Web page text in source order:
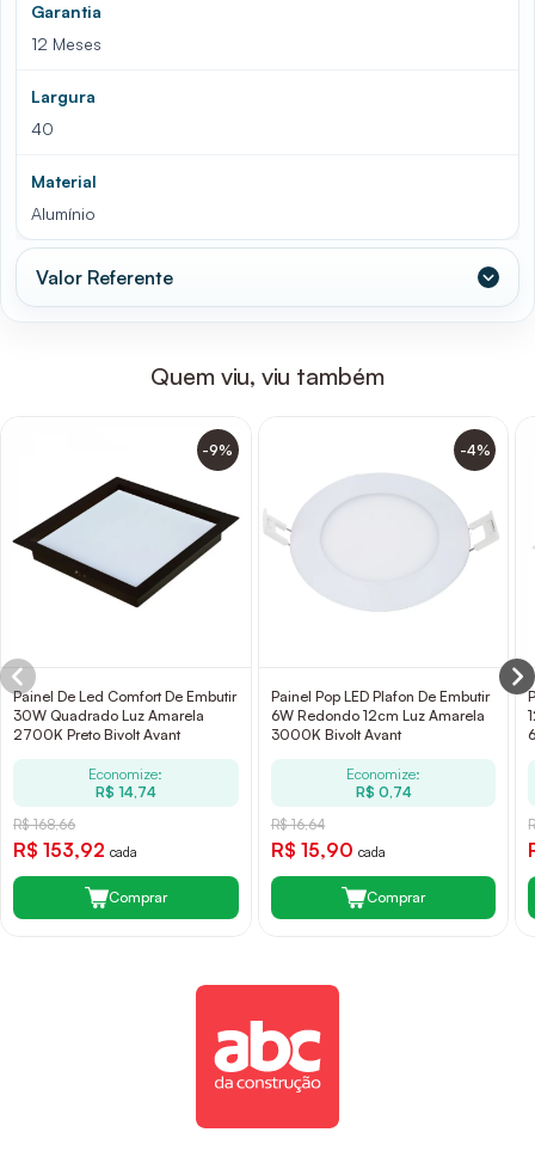
Garantia
12 Meses
Largura
40
Material
Alumínio
Valor Referente
Quem viu, viu também
-9%
Painel De Led Comfort De Embutir
30W Quadrado Luz Amarela
2700K Preto Bivolt Avant
Economize:
R$ 14,74
R$ 168,66
R$ 153,92 cada
Comprar
-4%
Painel Pop LED Plafon De Embutir
6W Redondo 12cm Luz Amarela
3000K Bivolt Avant
Economize:
R$ 0,74
R$ 16,64
R$ 15,90 cada
Comprar